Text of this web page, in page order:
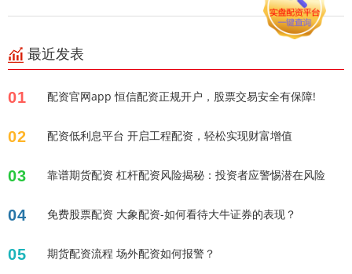
最近发表
01 配资官网app 恒信配资正规开户，股票交易安全有保障!
02 配资低利息平台 开启工程配资，轻松实现财富增值
03 靠谱期货配资 杠杆配资风险揭秘：投资者应警惕潜在风险
04 免费股票配资 大象配资-如何看待大牛证券的表现？
05 期货配资流程 场外配资如何报警？